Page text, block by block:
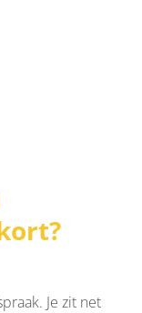
Je zit net